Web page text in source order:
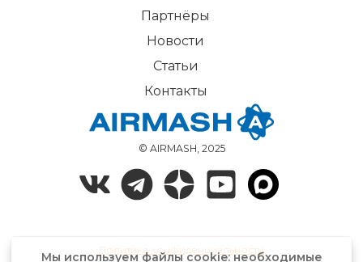
© AIRMASH, 2025
Партнёры
Новости
Статьи
Контакты
Политика конфиденциальности
Мы используем файлы cookie: необходимые